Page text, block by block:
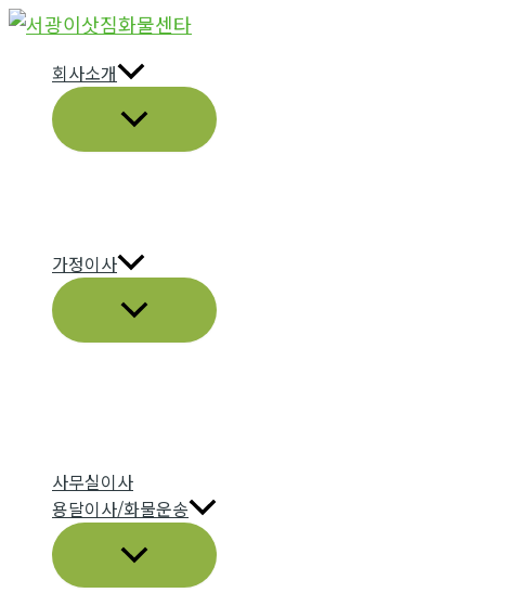
콘
회사소개
메
토
가정이사
메
토
사무실이사
용달이사/화물운송
메
토